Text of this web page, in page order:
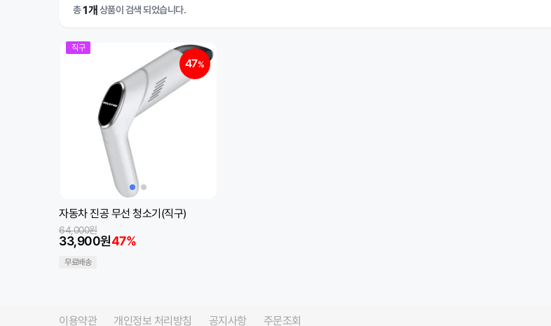
총1개상품이 검색 되었습니다.
직구
47%
자동차 진공 무선 청소기(직구)
33,900원47%
64,000원
무료배송
이용약관 개인정보 처리방침 공지사항 주문조회